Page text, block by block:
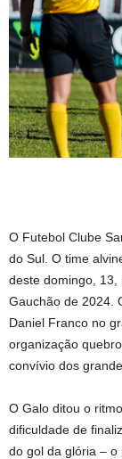
O Futebol Clube
do Sul. O time
deste domingo, 13,
Gauchão de 2024.
Daniel Franco no
organização
convívio dos
O Galo ditou o
dificuldade de
do gol da glória – o